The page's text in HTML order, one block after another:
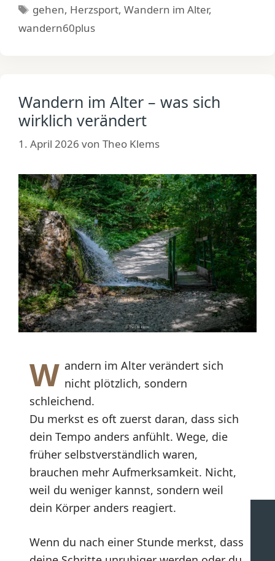
Schlagwörter
gehen, Herzsport,Wandern im Alter,
wandern60plus
Wandern im Alter – was sich
wirklich verändert
1. April 2026 von Theo Klems
W andern im Alter verändert sich
nicht plötzlich, sondern
schleichend.
Du merkst es oft zuerst daran, dass sich
dein Tempo anders anfühlt. Wege, die
früher selbstverständlich waren,
brauchen mehr Aufmerksamkeit. Nicht,
weil du weniger kannst, sondern weil
dein Körper anders reagiert.
Wenn du nach einer Stunde merkst, dass